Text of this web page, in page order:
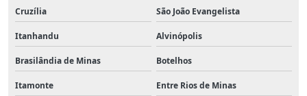
Cruzília São João Evangelista
Itanhandu Alvinópolis
Brasilândia de Minas Botelhos
Itamonte Entre Rios de Minas